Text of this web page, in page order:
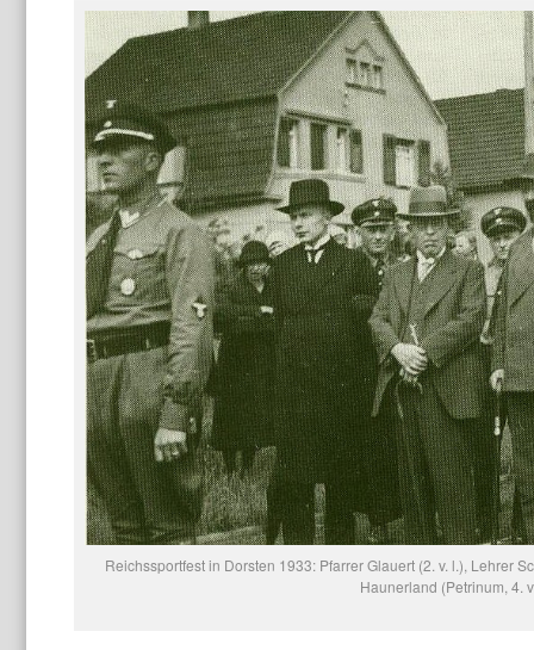
Reichssportfest in Dorsten 1933: Pfarrer Glauert (2. v. l.), Lehrer
Haunerland (Petrinum, 4.